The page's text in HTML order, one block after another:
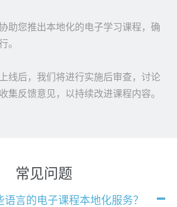
助您推出本地化的电子学习课程，确
。
线后，我们将进行实施后审查，讨论
集反馈意见，以持续改进课程内容。
常见问题
语言的电子课程本地化服务？